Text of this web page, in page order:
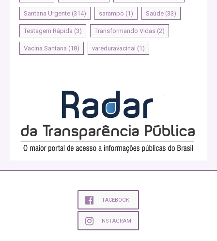
Santana Urgente (314) sarampo (1) Saúde (33)
Testagem Rápida (3) Transformando Vidas (2)
Vacina Santana (18) vareduravacinal (1)
FACEBOOK
INSTAGRAM